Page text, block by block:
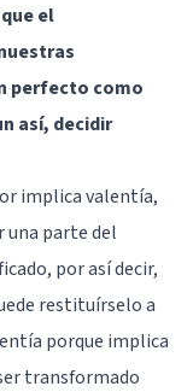
el
perfecto como
así, decidir
implica valentía,
una parte del
por así decir,
restituírselo a
porque implica
transformado